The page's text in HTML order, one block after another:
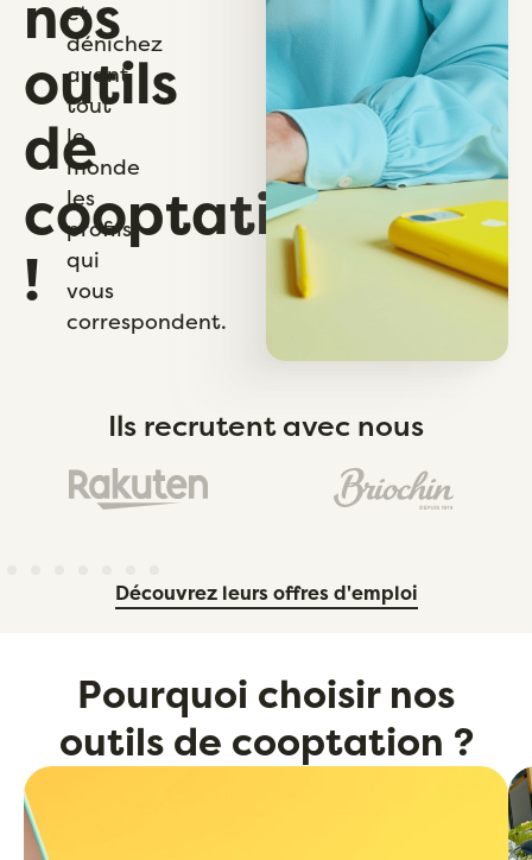
nos
outils
de
cooptation
!
et
dénichez
avant
tout
le
monde
les
profils
qui
vous
correspondent.
Ils recrutent avec nous
Découvrez leurs offres d'emploi
Pourquoi choisir nos
outils de cooptation ?